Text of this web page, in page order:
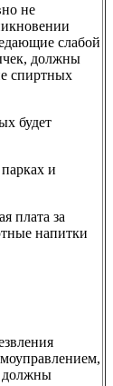
не
слабой
должны
спиртных
будет
и
плата за
напитки
должны